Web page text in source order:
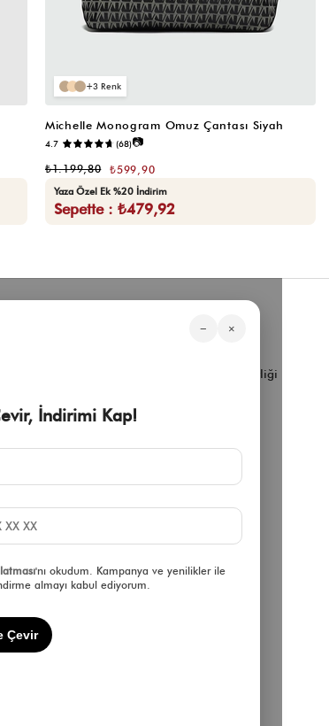
3
Michelle Monogram Omuz Çantası Siyah
4.7 (68)📷
₺599,90
₺1.199,80
Yaza Özel Ek %20 İndirim
Sepette : ₺479,92
Hizmetleri
Değişim Şartları
Satış Sözleşmesi
Kurumsal
İnfluencer İş Birliği
− ×
İndirimi Kap!
'nı okudum. Kampanya ve yenilikler ile
almayı kabul ediyorum.
Çevir